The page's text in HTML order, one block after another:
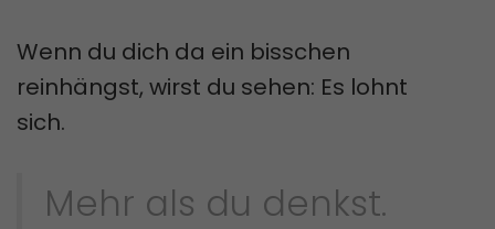
Wenn du dich da ein bisschen
reinhängst, wirst du sehen: Es lohnt
sich.
Mehr als du denkst.